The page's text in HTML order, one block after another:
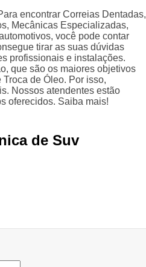
encontrar Correias Dentadas,
Mecânicas Especializadas,
você pode contar
tirar as suas dúvidas
profissionais e instalações.
que são os maiores objetivos
de Óleo. Por isso,
Nossos atendentes estão
oferecidos. Saiba mais!
de Suv